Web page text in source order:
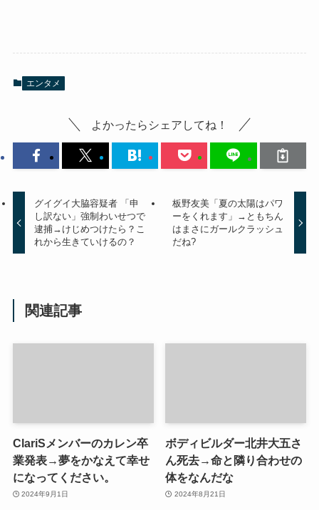
エンタメ
よかったらシェアしてね！
グイグイ大脇容疑者 「申
し訳ない」強制わいせつで
逮捕→けじめつけたら？こ
れから生きていけるの？
板野友美「夏の太陽はパワ
ーをくれます」→ともちん
はまさにガールクラッシュ
だね?
関連記事
ClariSメンバーのカレン卒
業発表→夢をかなえて幸せ
になってください。
2024年9月1日
ボディビルダー北井大五さ
ん死去→命と隣り合わせの
体をなんだな
2024年8月21日